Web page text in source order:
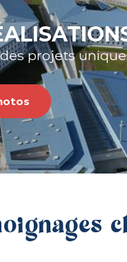
projets